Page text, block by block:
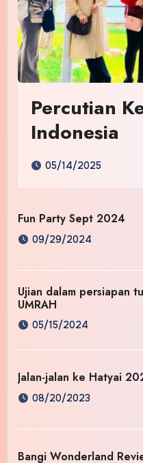
Percutian
Indonesia
05/14/2025
Fun Party Sept 2024
09/29/2024
Ujian dalam persiapan
UMRAH
05/15/2024
Jalan-jalan ke Hatyai
08/20/2023
Bangi Wonderland